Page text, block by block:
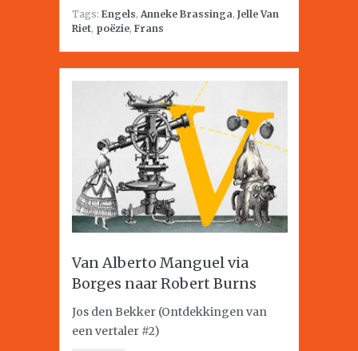
Tags: Engels, Anneke Brassinga, Jelle Van
Riet, poëzie, Frans
Van Alberto Manguel via
Borges naar Robert Burns
Jos den Bekker (Ontdekkingen van
een vertaler #2)